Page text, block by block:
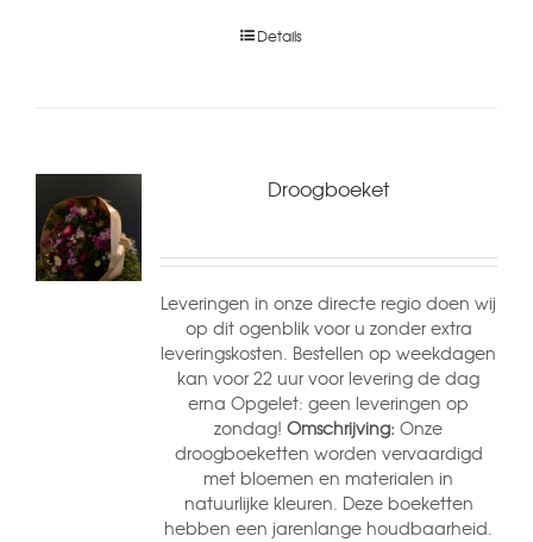
Details
Droogboeket
Leveringen in onze directe regio doen wij
op dit ogenblik voor u zonder extra
leveringskosten. Bestellen op weekdagen
kan voor 22 uur voor levering de dag
erna Opgelet: geen leveringen op
zondag!Omschrijving: Onze
droogboeketten worden vervaardigd
met bloemen en materialen in
natuurlijke kleuren. Deze boeketten
hebben een jarenlange houdbaarheid.